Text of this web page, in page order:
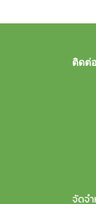
ติดต่
จัดจ